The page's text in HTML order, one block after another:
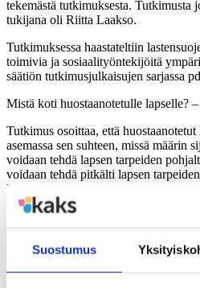
Suostumus
tekemästä tutkimuksesta. Tutkimusta
tukijana oli Riitta Laakso.
Tutkimuksessa haastateltiin
toimivia ja sosiaalityöntekijöitä
säätiön tutkimusjulkaisujen sarjassa
Mistä koti huostaanotetulle lapselle?
Tutkimus osoittaa, että huostaanotetut
asemassa sen suhteen, missä määrin
voidaan tehdä lapsen tarpeiden
voidaan tehdä pitkälti lapsen
lapsia, joille ei löydy sopivaa paikkaa.
Huostaanottoon johtaneet syyt ovat
elämäntilanteet. Tämä näkyy myös
Sijoitusvalintaa tehdessä punnitaan
lapselle kotia sukulaisten luota?
perhekoti vai laitos parhaiten lapsen